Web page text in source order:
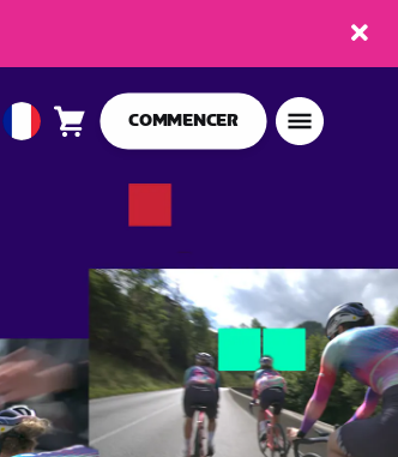
EuropeanPanier 0
COMMENCER